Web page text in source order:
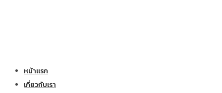
หน้าแรก
เกี่ยวกับเรา